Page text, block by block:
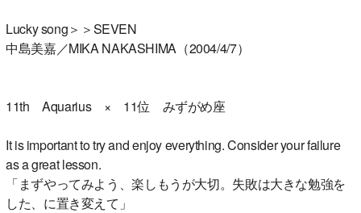
Lucky song＞＞SEVEN
中島美嘉／MIKA NAKASHIMA（2004/4/7）
11th Aquarius × 11位 みずがめ座
It is important to try and enjoy everything. Consider your failure
as a great lesson.
「まずやってみよう、楽しもうが大切。失敗は大きな勉強を
した、に置き変えて」